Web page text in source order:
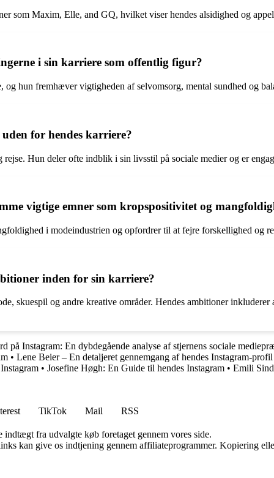
som Maxim, Elle, and GQ, hvilket viser hendes alsidighed og
i sin karriere som offentlig figur?
og hun fremhæver vigtigheden af selvomsorg, mental sundhed og
for hendes karriere?
Hun deler ofte indblik i sin livsstil på sociale medier og er
vigtige emner som kropspositivitet og
i modeindustrien og opfordrer til at fejre forskellighed og
inden for sin karriere?
skuespil og andre kreative områder. Hendes ambitioner
på Instagram: En dybdegående analyse af stjernens sociale
• Lene Beier – En detaljeret gennemgang af hendes Instagram-profil
• Josefine Høgh: En Guide til hendes Instagram • Emili
TikTok Mail RSS
fra udvalgte køb foretaget gennem vores side.
kan give os indtjening gennem affiliateprogrammer. Kopiering